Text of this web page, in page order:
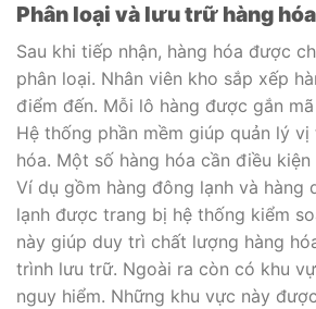
Phân loại và lưu trữ hàng
Sau khi tiếp nhận, hàng hóa được
phân loại. Nhân viên kho sắp xếp
điểm đến. Mỗi lô hàng được gắn
Hệ thống phần mềm giúp quản lý
hóa. Một số hàng hóa cần điều
Ví dụ gồm hàng đông lạnh và hàng
lạnh được trang bị hệ thống kiểm
này giúp duy trì chất lượng hàng
trình lưu trữ. Ngoài ra còn có khu
nguy hiểm. Những khu vực này